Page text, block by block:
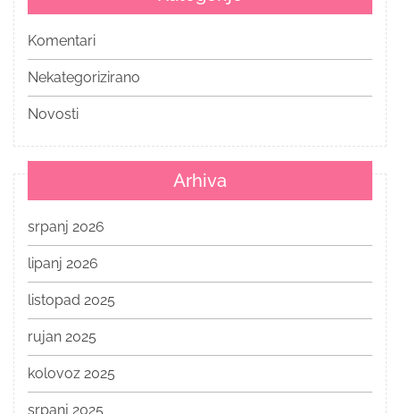
Komentari
Nekategorizirano
Novosti
Arhiva
srpanj 2026
lipanj 2026
listopad 2025
rujan 2025
kolovoz 2025
srpanj 2025